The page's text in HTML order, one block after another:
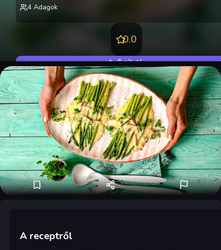
4 Adagok
0.0
Értékelés
A receptről